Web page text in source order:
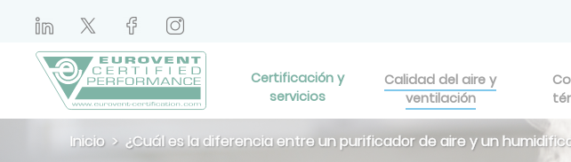
Certificación y
servicios
Calidad del aire y
ventilación
Inicio ¿Cuál es la diferencia entre un purificador de aire y un